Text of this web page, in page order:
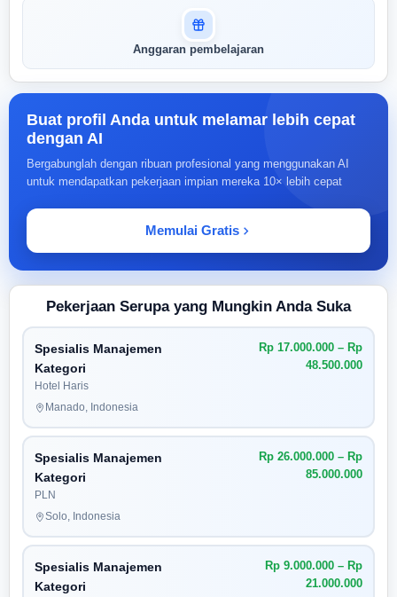
Anggaran pembelajaran
Buat profil Anda untuk melamar lebih cepat
dengan AI
Bergabunglah dengan ribuan profesional yang menggunakan AI
untuk mendapatkan pekerjaan impian mereka 10× lebih cepat
Memulai Gratis
Pekerjaan Serupa yang Mungkin Anda Suka
Spesialis Manajemen
Kategori
Hotel Haris
Rp 17.000.000 – Rp
48.500.000
Manado, Indonesia
Spesialis Manajemen
Kategori
PLN
Rp 26.000.000 – Rp
85.000.000
Solo, Indonesia
Spesialis Manajemen
Kategori
Rp 9.000.000 – Rp
21.000.000